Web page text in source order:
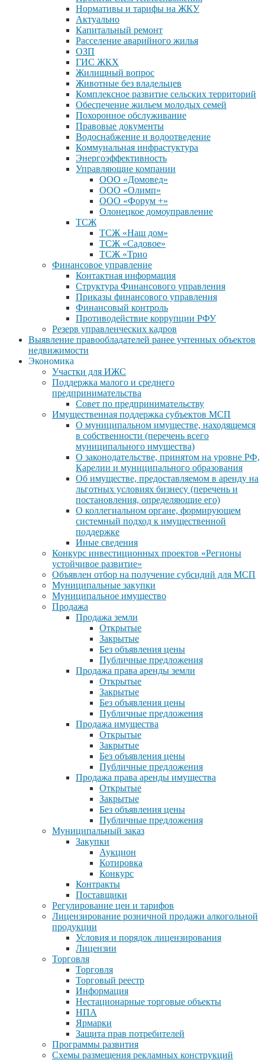
Нормативы и тарифы на ЖКУ
Актуально
Капитальный ремонт
Расселение аварийного жилья
ОЗП
ГИС ЖКХ
Жилищный вопрос
Животные без владельцев
Комплексное развитие сельских территорий
Обеспечение жильем молодых семей
Похоронное обслуживание
Правовые документы
Водоснабжение и водоотведение
Коммунальная инфрастуктура
Энергоэффективность
Управляющие компании
ООО «Домовед»
ООО «Олимп»
ООО «Форум +»
Олонецкое домоуправление
ТСЖ
ТСЖ «Наш дом»
ТСЖ «Садовое»
ТСЖ «Трио
Финансовое управление
Контактная информация
Структура Финансового управления
Приказы финансового управления
Финансовый контроль
Противодействие коррупции РФУ
Резерв управленческих кадров
Выявление правообладателей ранее учтенных объектов
недвижимости
Экономика
Участки для ИЖС
Поддержка малого и среднего
предпринимательства
Совет по предпринимательству
Имущественная поддержка субъектов МСП
О муниципальном имуществе, находящемся
в собственности (перечень всего
муниципального имущества)
О законодательстве, принятом на уровне РФ,
Карелии и муниципального образования
Об имуществе, предоставляемом в аренду на
льготных условиях бизнесу (перечень и
постановления, определяющие его)
О коллегиальном органе, формирующем
системный подход к имущественной
поддержке
Иные сведения
Конкурс инвестиционных проектов «Регионы
устойчивое развитие»
Объявлен отбор на получение субсидий для МСП
Муниципальные закупки
Муниципальное имущество
Продажа
Продажа земли
Открытые
Закрытые
Без объявления цены
Публичные предложения
Продажа права аренды земли
Открытые
Закрытые
Без объявления цены
Публичные предложения
Продажа имущества
Открытые
Закрытые
Без объявления цены
Публичные предложения
Продажа права аренды имущества
Открытые
Закрытые
Без объявления цены
Публичные предложения
Муниципальный заказ
Закупки
Аукцион
Котировка
Конкурс
Контракты
Поставщики
Регулирование цен и тарифов
Лицензирование розничной продажи алкогольной
продукции
Условия и порядок лицензирования
Лицензии
Торговля
Торговля
Торговый реестр
Информация
Нестационарные торговые объекты
НПА
Ярмарки
Защита прав потребителей
Программы развития
Схемы размещения рекламных конструкций